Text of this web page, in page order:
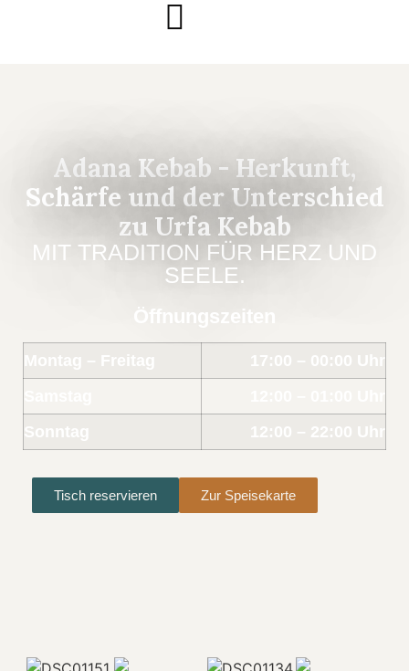
Adana Kebab - Herkunft,
Schärfe und der Unterschied
zu Urfa Kebab
MIT TRADITION FÜR HERZ UND
SEELE.
Öffnungszeiten
Montag – Freitag
17:00 – 00:00 Uhr
Sonntag
12:00 – 22:00 Uhr
Tisch reservieren Zur Speisekarte